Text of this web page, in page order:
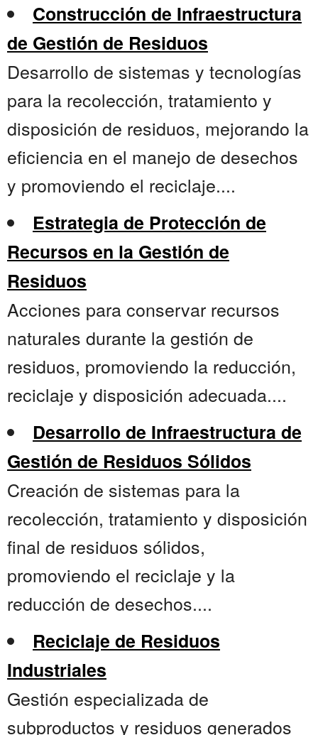
Construcción de Infraestructura
de Gestión de Residuos
Desarrollo de sistemas y tecnologías
para la recolección, tratamiento y
disposición de residuos, mejorando la
eficiencia en el manejo de desechos
y promoviendo el reciclaje....
Estrategia de Protección de
Recursos en la Gestión de
Residuos
Acciones para conservar recursos
naturales durante la gestión de
residuos, promoviendo la reducción,
reciclaje y disposición adecuada....
Desarrollo de Infraestructura de
Gestión de Residuos Sólidos
Creación de sistemas para la
recolección, tratamiento y disposición
final de residuos sólidos,
promoviendo el reciclaje y la
reducción de desechos....
Reciclaje de Residuos
Industriales
Gestión especializada de
subproductos y residuos generados